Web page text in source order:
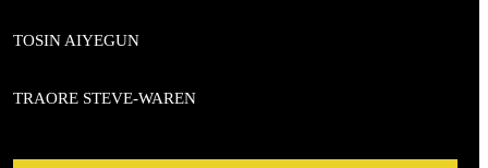
TOSIN AIYEGUN
TRAORE STEVE-WAREN